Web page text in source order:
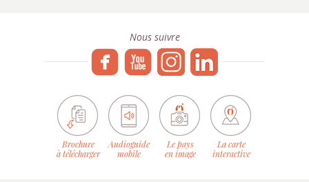
Nous suivre
Brochure
à télécharger
Audioguide
mobile
Le pays
en image
La carte
interactive